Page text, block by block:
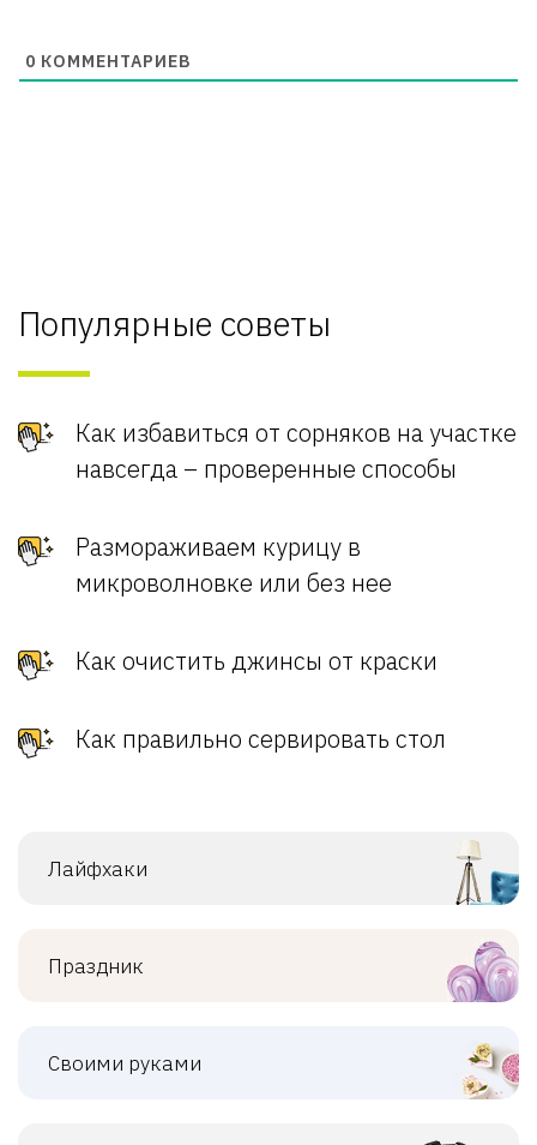
0 КОММЕНТАРИЕВ
Популярные советы
Как избавиться от сорняков на участке
навсегда – проверенные способы
Размораживаем курицу в
микроволновке или без нее
Как очистить джинсы от краски
Как правильно сервировать стол
Лайфхаки
Праздник
Своими руками